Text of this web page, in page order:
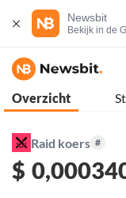
Newsbit
Bekijk in de
Overzicht
Raid koers #
$